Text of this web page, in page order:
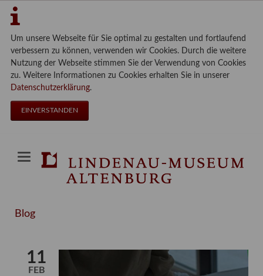
Um unsere Webseite für Sie optimal zu gestalten und fortlaufend
verbessern zu können, verwenden wir Cookies. Durch die weitere
Nutzung der Webseite stimmen Sie der Verwendung von Cookies
zu. Weitere Informationen zu Cookies erhalten Sie in unserer
Datenschutzerklärung.
EINVERSTANDEN
Blog
11
FEB